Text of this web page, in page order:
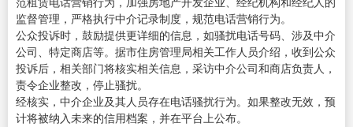
监督管理，严格执行中介记录制度，规范电话营销行为。
公众投诉时，鼓励提供更详细的信息，如骚扰电话号码、涉及中介
公司、特定商店等。据市住房管理局相关工作人员介绍，收到公众
投诉后，相关部门将核实相关信息，采访中介公司和商店负责人，
责令企业整改，停止骚扰。
经核实，中介企业及其人员存在电话骚扰行为。如果整改无效，预
计将被纳入未来的信用档案，并在平台上公布。